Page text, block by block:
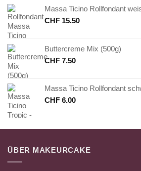
Massa Ticino Rollfondant
CHF 15.50
Buttercreme Mix (500g)
CHF 7.50
Massa Ticino Rollfondant
CHF 6.00
ÜBER MAKEURCAKE